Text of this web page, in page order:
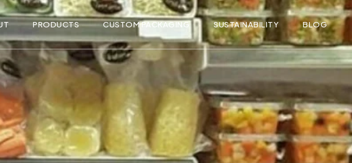
PRODUCTS CUSTOM PACKAGING SUSTAINABILITY BLOG